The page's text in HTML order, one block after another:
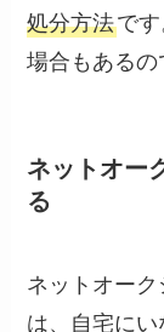
処分方法で
場合もあるの
ネットオー
る
ネットオー
は、自宅に